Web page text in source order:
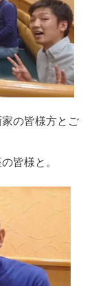
の皆様方とご
皆様と。